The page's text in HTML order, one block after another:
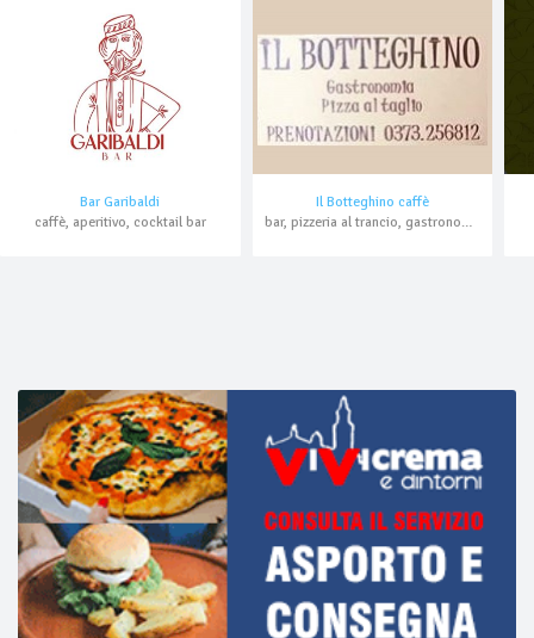
Bar Garibaldi
caffè, aperitivo, cocktail bar
Il Botteghino caffè
bar, pizzeria al trancio, gastronomia, asporto